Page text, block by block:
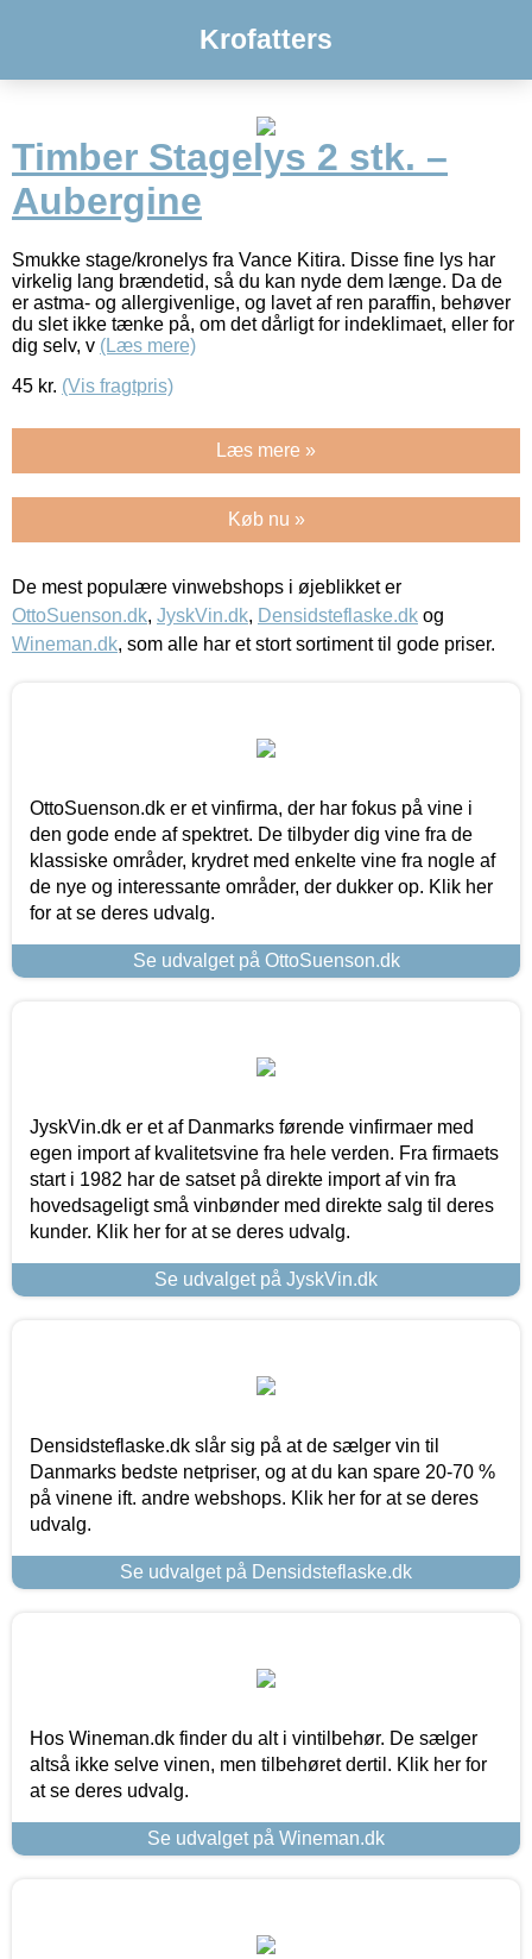
Krofatters
Timber Stagelys 2 stk. –
Aubergine
Smukke stage/kronelys fra Vance Kitira. Disse fine lys har
virkelig lang brændetid, så du kan nyde dem længe. Da de
er astma- og allergivenlige, og lavet af ren paraffin, behøver
du slet ikke tænke på, om det dårligt for indeklimaet, eller for
dig selv, v (Læs mere)
45 kr. (Vis fragtpris)
Læs mere »
Køb nu »
De mest populære vinwebshops i øjeblikket er
OttoSuenson.dk, JyskVin.dk, Densidsteflaske.dk og
Wineman.dk, som alle har et stort sortiment til gode priser.
OttoSuenson.dk er et vinfirma, der har fokus på vine i
den gode ende af spektret. De tilbyder dig vine fra de
klassiske områder, krydret med enkelte vine fra nogle af
de nye og interessante områder, der dukker op. Klik her
for at se deres udvalg.
Se udvalget på OttoSuenson.dk
JyskVin.dk er et af Danmarks førende vinfirmaer med
egen import af kvalitetsvine fra hele verden. Fra firmaets
start i 1982 har de satset på direkte import af vin fra
hovedsageligt små vinbønder med direkte salg til deres
kunder. Klik her for at se deres udvalg.
Se udvalget på JyskVin.dk
Densidsteflaske.dk slår sig på at de sælger vin til
Danmarks bedste netpriser, og at du kan spare 20-70 %
på vinene ift. andre webshops. Klik her for at se deres
udvalg.
Se udvalget på Densidsteflaske.dk
Hos Wineman.dk finder du alt i vintilbehør. De sælger
altså ikke selve vinen, men tilbehøret dertil. Klik her for
at se deres udvalg.
Se udvalget på Wineman.dk